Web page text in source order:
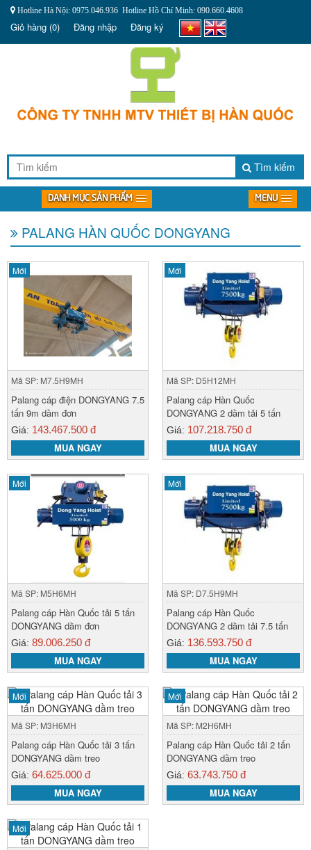
Hotline Hà Nội: 0975.046.936 Hotline Hồ Chí Minh: 090.660.4608
Giỏ hàng (0) Đăng nhập Đăng ký
Tìm kiếm
DANH MỤC SẢN PHẨM MENU
PALANG HÀN QUỐC DONGYANG
Mới
Mã SP: M7.5H9MH
Palang cáp điện DONGYANG 7.5
tấn 9m dầm đơn
Giá: 143.467.500 đ
MUA NGAY
Mới
Mã SP: D5H12MH
Palang cáp Hàn Quốc
DONGYANG 2 dầm tải 5 tấn
Giá: 107.218.750 đ
MUA NGAY
Mới
Mã SP: M5H6MH
Palang cáp Hàn Quốc tải 5 tấn
DONGYANG dầm đơn
Giá: 89.006.250 đ
MUA NGAY
Mới
Mã SP: D7.5H9MH
Palang cáp Hàn Quốc
DONGYANG 2 dầm tải 7.5 tấn
Giá: 136.593.750 đ
MUA NGAY
Mới
Mã SP: M3H6MH
Palang cáp Hàn Quốc tải 3 tấn
DONGYANG dầm treo
Giá: 64.625.000 đ
MUA NGAY
Mới
Mã SP: M2H6MH
Palang cáp Hàn Quốc tải 2 tấn
DONGYANG dầm treo
Giá: 63.743.750 đ
MUA NGAY
Mới